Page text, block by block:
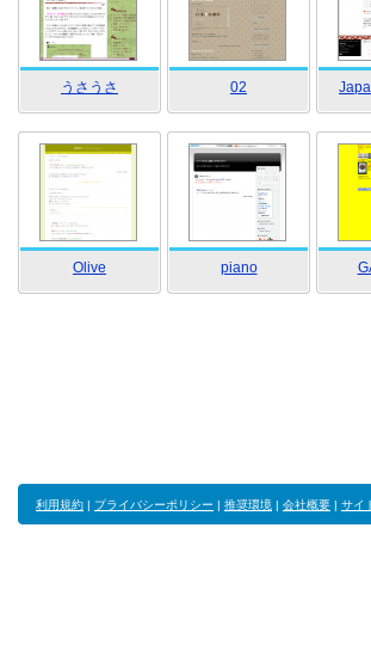
うさうさ 02
Olive piano
利用規約 | プライバシーポリシー | 推奨環境 | 会社概要 | サイ